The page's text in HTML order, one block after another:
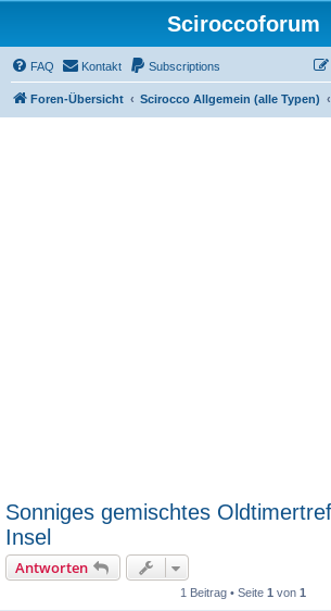
Sciroccoforum
FAQ Kontakt Subscriptions
Foren-Übersicht Scirocco Allgemein (alle Typen)
Sonniges gemischtes
Insel
Antworten
1 Beitrag • Seite 1 von 1